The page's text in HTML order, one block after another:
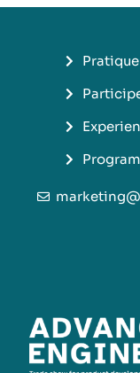
Pratique